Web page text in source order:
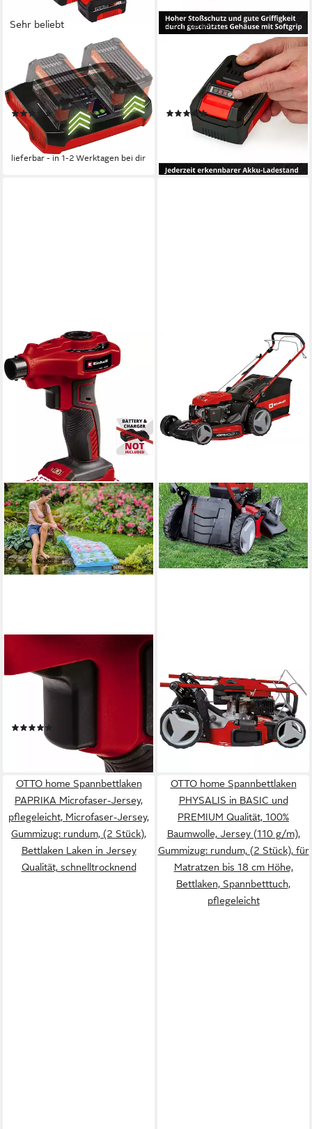
Sehr beliebt
»PXC-Starter-Kit« Akku
Starter-Set (2 St), 18 V, 4 Ah,
inkl. Ladegerät
(67)
89,99 € UVP156,95 €
-43%
lieferbar - in 1-2 Werktagen bei dir
Sehr beliebt
»Starter-Kit Power X-
Change« Akku Starter-Set, 18
V, 4 Ah, inkl. Ladegerät
(892)
29,99 € UVP69,95 €
Akku-Luftpumpe CE-AP 18 Li-
Solo, zum Aufpumpen von
Schlauchbooten etc., ohne
Akku, ohne Ladegerät
39,99 €
lieferbar - in 3-4 Werktagen bei dir
56/2 S HW, 56 cm
Schnittbreite
(46)
429,95 € UVP478,95 €
-10%
OTTO home Spannbettlaken
PAPRIKA Microfaser-Jersey,
pflegeleicht, Microfaser-Jersey,
Gummizug: rundum, (2 Stück),
Bettlaken Laken in Jersey
Qualität, schnelltrocknend
OTTO home Spannbettlaken
PHYSALIS in BASIC und
PREMIUM Qualität, 100%
Baumwolle, Jersey (110 g/m),
Gummizug: rundum, (2 Stück), für
Matratzen bis 18 cm Höhe,
Bettlaken, Spannbetttuch,
pflegeleicht